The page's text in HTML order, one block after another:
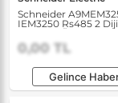
Schneider
IEM3250 Rs485 2
Ct Enerji Ölçer
0,00 TL
Gelince